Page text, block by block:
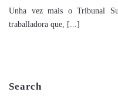
Unha vez mais o Tribunal
traballadora que, [...]
Search